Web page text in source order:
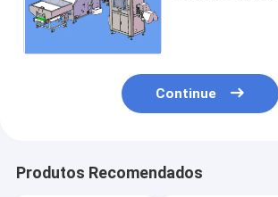
Continue
Produtos Recomendados